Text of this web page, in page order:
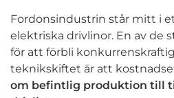
Fordonsindustrin står mitt i
elektriska drivlinor. En av de
för att förbli
teknikskiftet är att
om befintlig produktion till